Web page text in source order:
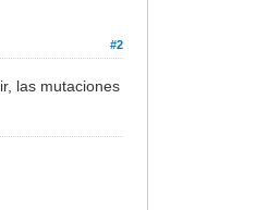
#2
las mutaciones